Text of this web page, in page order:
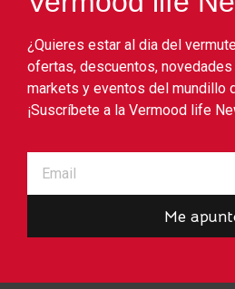
¿Quieres estar al dia del
ofertas, descuentos,
markets y eventos del mundillo
¡Suscríbete a la Vermood life
Me